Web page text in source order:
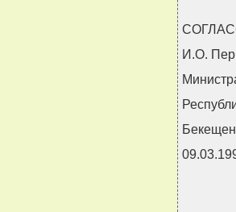
И.О.